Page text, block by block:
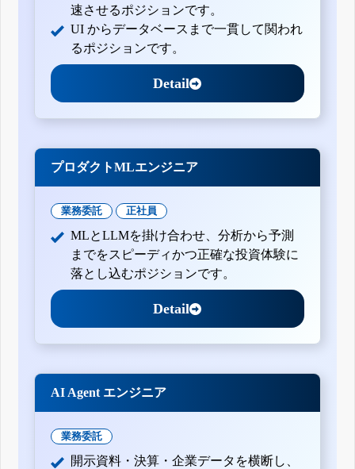
速させるポジションです。
UI からデータベースまで一貫して関われ
るポジションです。
Detail
プロダクトMLエンジニア
業務委託 正社員
MLとLLMを掛け合わせ、分析から予測
までをスピーディかつ正確な投資体験に
落とし込むポジションです。
Detail
AI Agent エンジニア
業務委託
開示資料・決算・企業データを横断し、